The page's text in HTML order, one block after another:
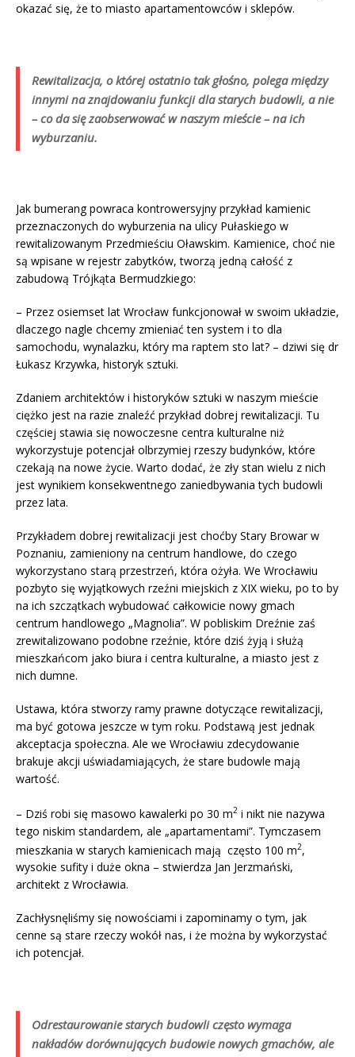
okazać się, że to miasto apartamentowców i sklepów.
Rewitalizacja, o której ostatnio tak głośno, polega między
innymi na znajdowaniu funkcji dla starych budowli, a nie
– co da się zaobserwować w naszym mieście – na ich
wyburzaniu.
Jak bumerang powraca kontrowersyjny przykład kamienic
przeznaczonych do wyburzenia na ulicy Pułaskiego w
rewitalizowanym Przedmieściu Oławskim. Kamienice, choć nie
są wpisane w rejestr zabytków, tworzą jedną całość z
zabudową Trójkąta Bermudzkiego:
– Przez osiemset lat Wrocław funkcjonował w swoim układzie,
dlaczego nagle chcemy zmieniać ten system i to dla
samochodu, wynalazku, który ma raptem sto lat? – dziwi się dr
Łukasz Krzywka, historyk sztuki.
Zdaniem architektów i historyków sztuki w naszym mieście
ciężko jest na razie znaleźć przykład dobrej rewitalizacji. Tu
częściej stawia się nowoczesne centra kulturalne niż
wykorzystuje potencjał olbrzymiej rzeszy budynków, które
czekają na nowe życie. Warto dodać, że zły stan wielu z nich
jest wynikiem konsekwentnego zaniedbywania tych budowli
przez lata.
Przykładem dobrej rewitalizacji jest choćby Stary Browar w
Poznaniu, zamieniony na centrum handlowe, do czego
wykorzystano starą przestrzeń, która ożyła. We Wrocławiu
pozbyto się wyjątkowych rzeźni miejskich z XIX wieku, po to by
na ich szczątkach wybudować całkowicie nowy gmach
centrum handlowego „Magnolia”. W pobliskim Dreźnie zaś
zrewitalizowano podobne rzeźnie, które dziś żyją i służą
mieszkańcom jako biura i centra kulturalne, a miasto jest z
nich dumne.
Ustawa, która stworzy ramy prawne dotyczące rewitalizacji,
ma być gotowa jeszcze w tym roku. Podstawą jest jednak
akceptacja społeczna. Ale we Wrocławiu zdecydowanie
brakuje akcji uświadamiających, że stare budowle mają
wartość.
– Dziś robi się masowo kawalerki po 30 m2 i nikt nie nazywa
tego niskim standardem, ale „apartamentami”. Tymczasem
mieszkania w starych kamienicach mają często 100 m2,
wysokie sufity i duże okna – stwierdza Jan Jerzmański,
architekt z Wrocławia.
Zachłysnęliśmy się nowościami i zapominamy o tym, jak
cenne są stare rzeczy wokół nas, i że można by wykorzystać
ich potencjał.
Odrestaurowanie starych budowli często wymaga
nakładów dorównujących budowie nowych gmachów, ale